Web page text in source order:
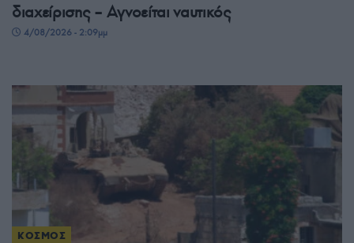
διαχείρισης – Αγνοείται ναυτικός
4/08/2026 - 2:09μμ
ΚΟΣΜΟΣ